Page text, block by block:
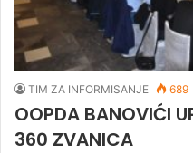
TIM ZA INFORMISANJE 689
OOPDA BANOVIĆI
360 ZVANICA